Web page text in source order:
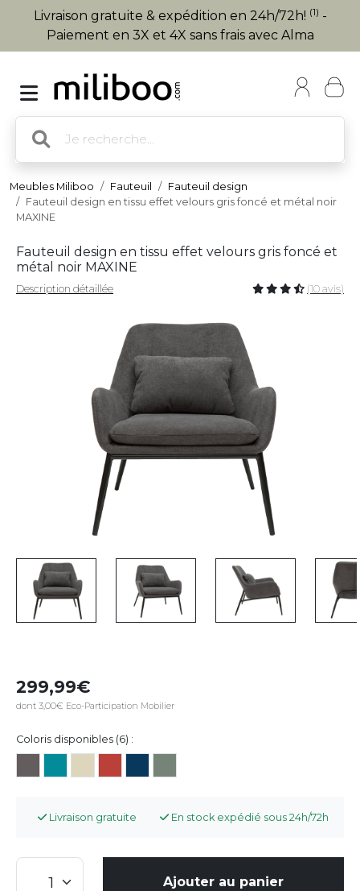
Livraison gratuite & expédition en 24h/72h! (1) -
Paiement en 3X et 4X sans frais avec Alma
Meubles Miliboo Fauteuil
Fauteuil design
Fauteuil design en tissu effet velours gris foncé et métal noir
MAXINE
Fauteuil design en tissu effet velours gris foncé et
métal noir MAXINE
Description détaillée (10 avis)
299,99
dont 3,00€ Eco-Participation Mobilier
Coloris disponibles (6) :
Livraison gratuite En stock expédié sous 24h/72h
Ajouter au panier